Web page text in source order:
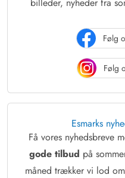
Følg
Følg
Esmarks
Få vores nyhedsbreve
gode tilbud på
måned trækker vi lod